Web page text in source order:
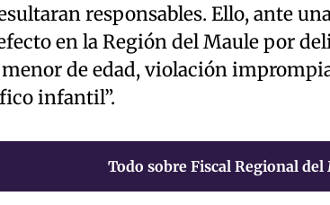
responsables. Ello, ante
en la Región del Maule por
menor de edad, violación
infantil”.
Todo sobre Fiscal Regional del